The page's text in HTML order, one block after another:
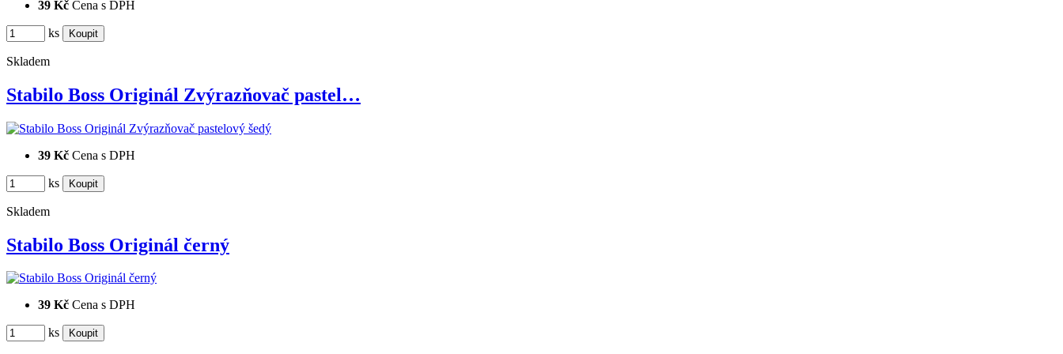
39 Kč Cena s DPH
ks
Skladem
Stabilo Boss Originál Zvýrazňovač pastel…
39 Kč Cena s DPH
ks
Skladem
Stabilo Boss Originál černý
39 Kč Cena s DPH
ks